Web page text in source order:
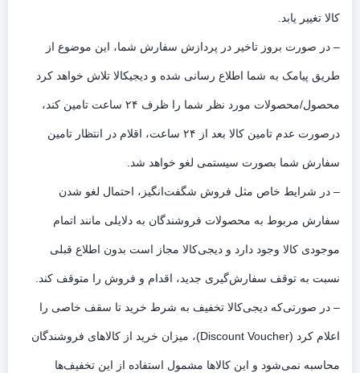
کالا تغییر یابد.
– در صورت بروز تاخیر در پردازش سفارش شما، این موضوع از
طریق پیامک به شما اطلاع رسانی شده و دیجی­کالا تلاش خواهد کرد
محصول/محصولات مورد نظر شما را ظرف ۲۴ ساعت تامین کند،
درصورت عدم تامین کالا بعد از ۲۴ ساعت، اقلام در انتظار تامین
سفارش شما بصورت سیستمی لغو خواهد شد.
– در شرایط خاص مثل فروش شگفت‌انگیز، احتمال لغو شدن
سفارش مربوط به محصولات فروشندگان به دلایلی مانند اتمام
موجودی کالا وجود دارد و دیجی‌کالا مجاز است بدون اطلاع قبلی
نسبت به توقف سفارش‌‏گیری جدید، اقدام و فروش را متوقف کند.
– در صورتی‌که دیجی‌کالا تخفیف به شرط خرید تا سقف خاصی را
اعلام کرد (Discount Voucher)، میزان خرید از کالاهای فروشندگان
محاسبه نمی‌شود و این کالاها مشمول استفاده از این تخفیف‌ها